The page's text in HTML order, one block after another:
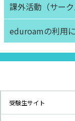
課外活動（サーク
eduroamの利用
受験生サイト